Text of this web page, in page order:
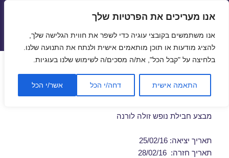
אנו מעריכים את הפרטיות שלך
אנו משתמשים בקובצי עוגיה כדי לשפר את חווית הגלישה שלך,
להציג מודעות או תוכן מותאמים אישית ולנתח את התנועה שלנו.
בלחיצה על "קבל הכל", את/ה מסכים/ה לשימוש שלנו בעוגיות.
התאמה אישית דחה/י הכל אשר/י הכל
תפריטים
ווידג'טים
חבילות נופש לורנה בפברואר
25/02/2016
מבצע חבילת נופש זולה לורנה
תאריך יציאה: 25/02/16
תאריך חזרה: 28/02/16